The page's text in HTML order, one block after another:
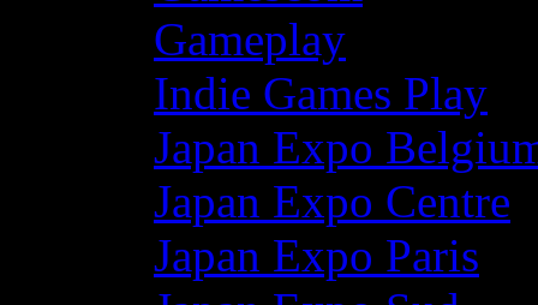
Gameplay
Indie Games Play
Japan Expo
Japan Expo Centre
Japan Expo Paris